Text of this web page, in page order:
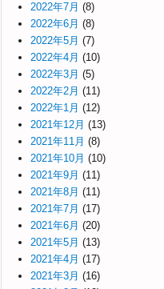
2022年7月 (8)
2022年6月 (8)
2022年5月 (7)
2022年4月 (10)
2022年3月 (5)
2022年2月 (11)
2022年1月 (12)
2021年12月 (13)
2021年11月 (8)
2021年10月 (10)
2021年9月 (11)
2021年8月 (11)
2021年7月 (17)
2021年6月 (20)
2021年5月 (13)
2021年4月 (17)
2021年3月 (16)